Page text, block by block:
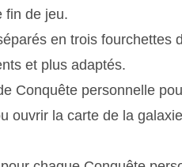
fin de jeu.
en trois fourchettes
et plus adaptés.
Conquête personnelle
ouvrir la carte de la